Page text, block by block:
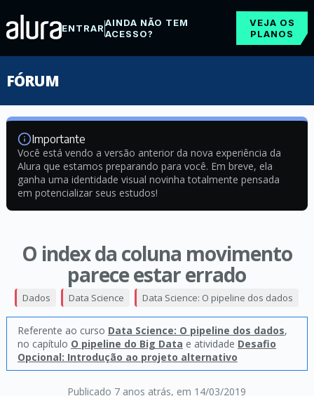
ENTRARAINDA NÃO TEM
ACESSO?
VEJA OS
PLANOS
FÓRUM
Importante
Você está vendo a versão anterior da nova experiência da
Alura que estamos preparando para você. Em breve, ela
ganha uma identidade visual novinha totalmente pensada
em potencializar seus estudos!
O index da coluna movimento
parece estar errado
Publicado 7 anos atrás, em 14/03/2019
Dados Data Science Data Science: O pipeline dos dados
Referente ao curso Data Science: O pipeline dos dados,
no capítulo O pipeline do Big Data e atividade Desafio
Opcional: Introdução ao projeto alternativo